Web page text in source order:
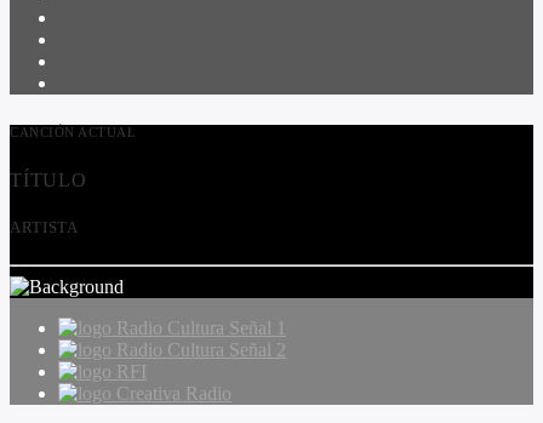
CANCIÓN ACTUAL
TÍTULO
ARTISTA
Radio Cultura Señal 1
Radio Cultura Señal 2
RFI
Creativa Radio